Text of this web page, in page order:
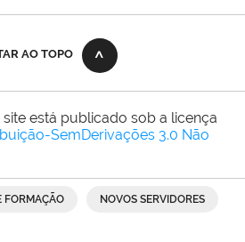
AO TOPO
está publicado sob a licença
SemDerivações 3.0 Não
FORMAÇÃO NOVOS SERVIDORES